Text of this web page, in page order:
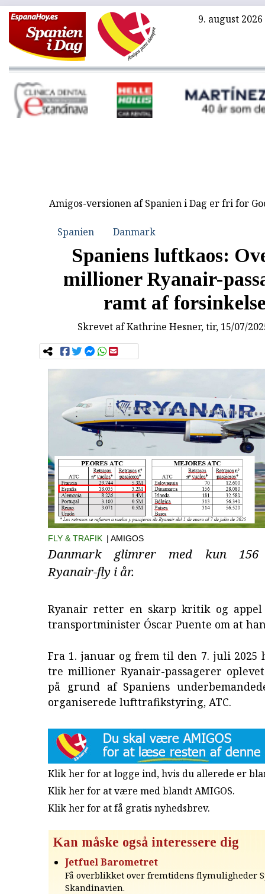
9. august 2026
Amigos-versionen af Spanien i Dag er fri for
Spanien Danmark
Spaniens luftkaos:
millioner Ryanair-
ramt af
Skrevet afKathrine Hesner, tir, 15/07/
FLY & TRAFIK | AMIGOS
Danmark glimrer med kun 156
Ryanair-fly i år.
Ryanair retter en skarp kritik og appel
transportminister Óscar Puente om at
Fra 1. januar og frem til den 7. juli 2025
tre millioner Ryanair-passagerer
på grund af Spaniens
organiserede lufttrafikstyring, ATC.
Klik her for at logge ind, hvis du allerede er
Klik her for at være med blandt AMIGOS.
Klik her for at få gratis nyhedsbrev.
Kan måske også interessere dig
Jetfuel Barometret
Få overblikket over fremtidens flymuligheder
Skandinavien.